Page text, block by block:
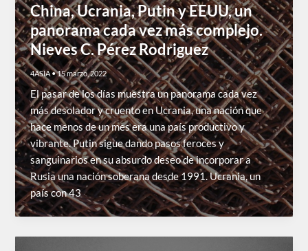
China, Ucrania, Putin y EEUU, un
panorama cada vez más complejo.
Nieves C. Pérez Rodriguez
4ASIA•15 marzo, 2022
El pasar de los días muestra un panorama cada vez
más desolador y cruento en Ucrania, una nación que
hace menos de un mes era una país productivo y
vibrante. Putin sigue dando pasos feroces y
sanguinarios en su absurdo deseo de incorporar a
Rusia una nación soberana desde 1991. Ucrania, un
país con 43